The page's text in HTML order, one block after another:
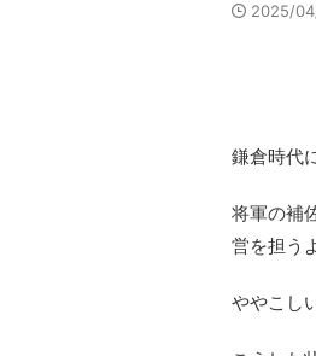
2025/
鎌倉時代
将軍の補
営を担う
ややこし